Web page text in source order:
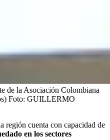
de la Asociación Colombiana
Foto: GUILLERMO
región cuenta con capacidad de
en los sectores